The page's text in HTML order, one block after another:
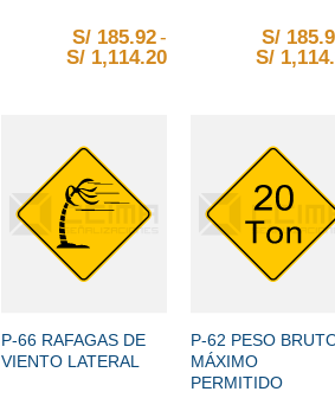
S/ 185.92 hasta S/ 1,114.20
de precios: desde S/ 185.92
S/ 185.92-
S/ 1,114.20 Rango de
S/
S/
P-66 RAFAGAS DE
VIENTO LATERAL
P-62 PESO
MÁXIMO
PERMITIDO